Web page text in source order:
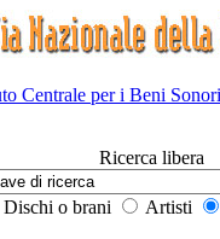
Centrale per i Beni
Ricerca libera
Dischi o brani Artisti